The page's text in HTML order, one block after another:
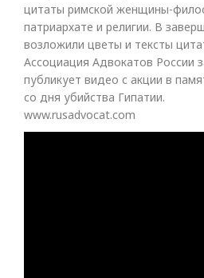
цитаты римской женщины-
патриархате и религии. В
возложили цветы и тексты
Ассоциация Адвокатов России
публикует видео с акции в
со дня убийства Гипатии.
www.rusadvocat.com